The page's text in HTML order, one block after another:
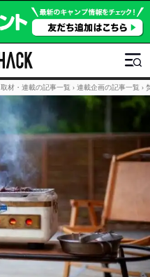
取材・連載の記事一覧 › 連載企画の記事一覧 ›